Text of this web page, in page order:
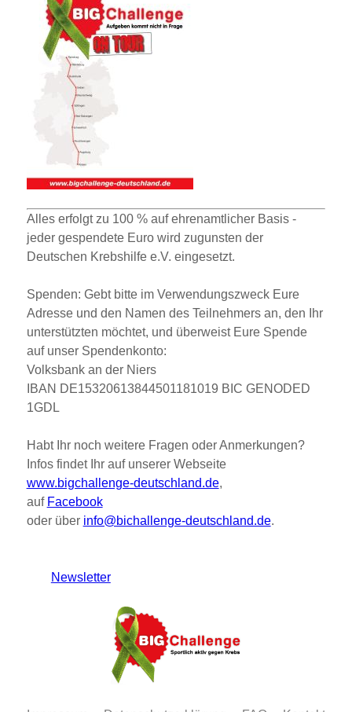
Alles erfolgt zu 100 % auf ehrenamtlicher Basis -
jeder gespendete Euro wird zugunsten der
Deutschen Krebshilfe e.V. eingesetzt.
Spenden: Gebt bitte im Verwendungszweck Eure
Adresse und den Namen des Teilnehmers an, den Ihr
unterstützten möchtet, und überweist Eure Spende
auf unser Spendenkonto:
Volksbank an der Niers
IBAN DE15320613844501181019 BIC GENODED
1GDL
Habt Ihr noch weitere Fragen oder Anmerkungen?
Infos findet Ihr auf unserer Webseite
www.bigchallenge-deutschland.de,
auf Facebook
oder über info@bichallenge-deutschland.de.
Newsletter